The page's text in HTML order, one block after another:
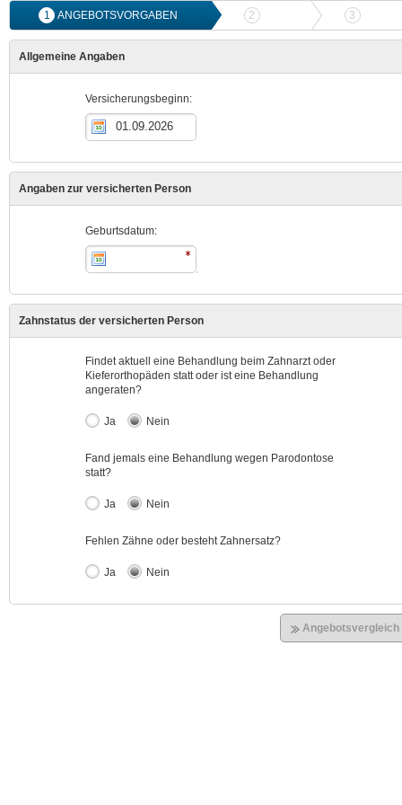
1 ANGEBOTSVORGABEN 2 ANGEBOTSVERGLEICH
3
Allgemeine Angaben
Versicherungsbeginn:
Angaben zur versicherten Person
Geburtsdatum:
Zahnstatus der versicherten Person
Findet aktuell eine Behandlung beim Zahnarzt oder
Kieferorthopäden statt oder ist eine Behandlung
angeraten?
Ja Nein
Fand jemals eine Behandlung wegen Parodontose
statt?
Ja Nein
Fehlen Zähne oder besteht Zahnersatz?
Ja Nein
Angebotsvergleich